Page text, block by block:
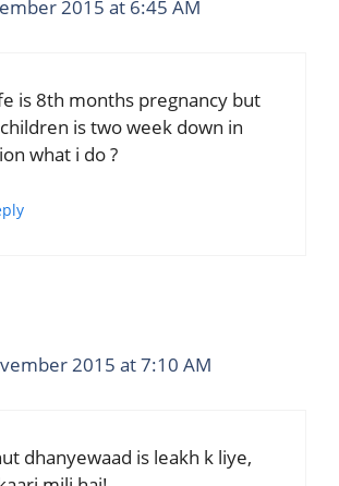
2015 at 6:45 AM
is 8th months pregnancy but
is two week down in
what i do ?
2015 at 7:10 AM
dhanyewaad is leakh k liye,